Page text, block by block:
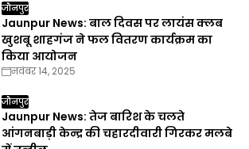
जौनपुर
Jaunpur News: बाल दिवस पर लायंस क्लब
खुशबू शाहगंज ने फल वितरण कार्यक्रम का
किया आयोजन
नवंबर 14, 2025
जौनपुर
Jaunpur News: तेज बारिश के चलते
आंगनबाड़ी केन्द्र की चहारदीवारी गिरकर मलबे